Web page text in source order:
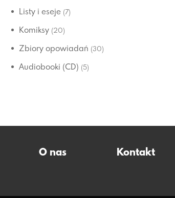
Listy i eseje (7)
Komiksy (20)
Zbiory opowiadań (30)
Audiobooki (CD) (5)
O nas Kontakt